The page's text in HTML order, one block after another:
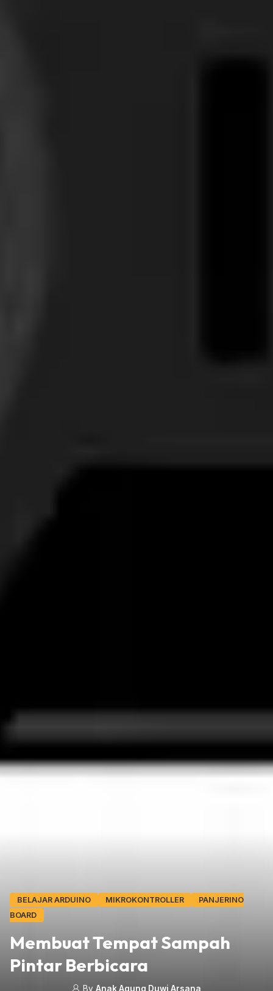
BELAJAR ARDUINO MIKROKONTROLLER
PANJERINO
BOARD
Membuat Tempat Sampah
Pintar Berbicara
By Anak Agung Duwi Arsana